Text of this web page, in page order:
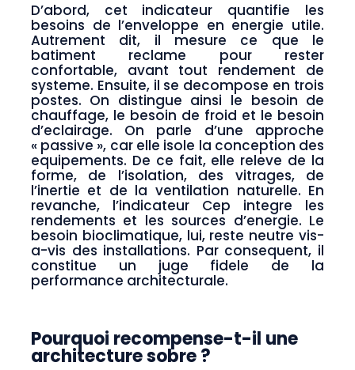
D’abord, cet indicateur quantifie les
besoins de l’enveloppe en energie utile.
Autrement dit, il mesure ce que le
batiment reclame pour rester
confortable, avant tout rendement de
systeme. Ensuite, il se decompose en trois
postes. On distingue ainsi le besoin de
chauffage, le besoin de froid et le besoin
d’eclairage. On parle d’une approche
« passive », car elle isole la conception des
equipements. De ce fait, elle releve de la
forme, de l’isolation, des vitrages, de
l’inertie et de la ventilation naturelle. En
revanche, l’indicateur Cep integre les
rendements et les sources d’energie. Le
besoin bioclimatique, lui, reste neutre vis-
a-vis des installations. Par consequent, il
constitue un juge fidele de la
performance architecturale.
Pourquoi recompense-t-il une
architecture sobre ?